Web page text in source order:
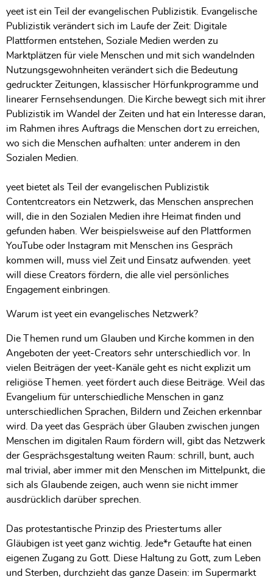
yeet ist ein Teil der evangelischen Publizistik. Evangelische
Publizistik verändert sich im Laufe der Zeit: Digitale
Plattformen entstehen, Soziale Medien werden zu
Marktplätzen für viele Menschen und mit sich wandelnden
Nutzungsgewohnheiten verändert sich die Bedeutung
gedruckter Zeitungen, klassischer Hörfunkprogramme und
linearer Fernsehsendungen. Die Kirche bewegt sich mit ihrer
Publizistik im Wandel der Zeiten und hat ein Interesse daran,
im Rahmen ihres Auftrags die Menschen dort zu erreichen,
wo sich die Menschen aufhalten: unter anderem in den
Sozialen Medien.
yeet bietet als Teil der evangelischen Publizistik
Contentcreators ein Netzwerk, das Menschen ansprechen
will, die in den Sozialen Medien ihre Heimat finden und
gefunden haben. Wer beispielsweise auf den Plattformen
YouTube oder Instagram mit Menschen ins Gespräch
kommen will, muss viel Zeit und Einsatz aufwenden. yeet
will diese Creators fördern, die alle viel persönliches
Engagement einbringen.
Warum ist yeet ein evangelisches Netzwerk?
Die Themen rund um Glauben und Kirche kommen in den
Angeboten der yeet-Creators sehr unterschiedlich vor. In
vielen Beiträgen der yeet-Kanäle geht es nicht explizit um
religiöse Themen. yeet fördert auch diese Beiträge. Weil das
Evangelium für unterschiedliche Menschen in ganz
unterschiedlichen Sprachen, Bildern und Zeichen erkennbar
wird. Da yeet das Gespräch über Glauben zwischen jungen
Menschen im digitalen Raum fördern will, gibt das Netzwerk
der Gesprächsgestaltung weiten Raum: schrill, bunt, auch
mal trivial, aber immer mit den Menschen im Mittelpunkt, die
sich als Glaubende zeigen, auch wenn sie nicht immer
ausdrücklich darüber sprechen.
Das protestantische Prinzip des Priestertums aller
Gläubigen ist yeet ganz wichtig. Jede*r Getaufte hat einen
eigenen Zugang zu Gott. Diese Haltung zu Gott, zum Leben
und Sterben, durchzieht das ganze Dasein: im Supermarkt